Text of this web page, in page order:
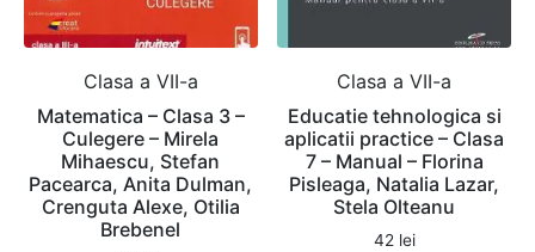
Clasa a VII-a
Matematica – Clasa 3 –
Culegere – Mirela
Mihaescu, Stefan
Pacearca, Anita Dulman,
Crenguta Alexe, Otilia
Brebenel
Clasa a VII-a
Educatie tehnologica si
aplicatii practice – Clasa
7 – Manual – Florina
Pisleaga, Natalia Lazar,
Stela Olteanu
42 lei